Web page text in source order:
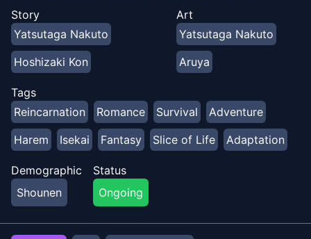
Namun kebahagiaan seperti itu tidak berlangsung
lama… Kai tiba-tiba dipisahkan dari keluarga
angkatnya yang tercinta dan dibuang ke pulau tak
berpenghuni yang penuh dengan makhluk berbahaya.
Menggunakan kecerdasannya yang cerdik dan
bantuan dari seorang gadis bertanduk misterius, Kai
berhasil bertahan dan membangun pijakan kecil
dengan pasukan pembantu gemuknya yang lucu.
Saksikan saat Kai mencoba menjinakkan hutan
perlindungan dan haremnya. Hidup Mudah! )
Story
Yatsutaga Nakuto
Hoshizaki Kon
Art
Yatsutaga Nakuto
Aruya
Tags
Reincarnation
Romance Survival
Adventure
Harem
Isekai Fantasy Slice of Life Adaptation
Demographic
Shounen
Status
Ongoing